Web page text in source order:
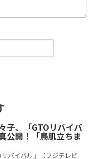
子、「GTOリバイバ
公開！「鳥肌立ちま
バイバル」（フジテレビ